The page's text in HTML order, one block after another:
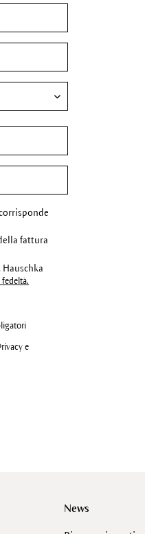
fattura
Hauschka
e
News